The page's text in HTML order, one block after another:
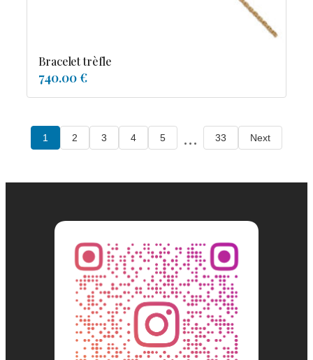
Bracelet trèfle
740.00 €
1 2 3 4 5 ... 33 Next